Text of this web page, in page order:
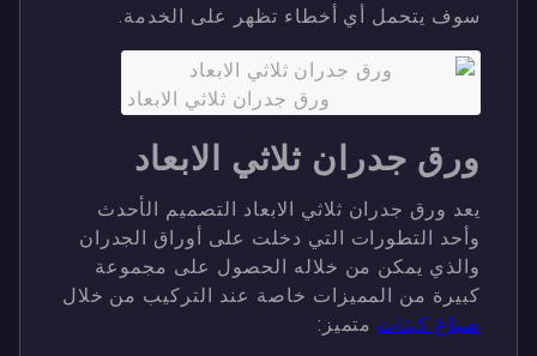
سوف يتحمل أي أخطاء تظهر على الخدمة.
ورق جدران ثلاثي الابعاد
ورق جدران ثلاثي الابعاد
يعد ورق جدران ثلاثي الابعاد التصميم الأحدث
وأحد التطورات التي دخلت على أوراق الجدران
والذي يمكن من خلاله الحصول على مجموعة
كبيرة من المميزات خاصة عند التركيب من خلال
صباغ كبتات متميز: